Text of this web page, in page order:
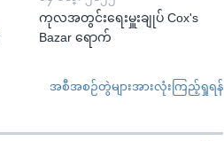
ကုလအတွင်းရေးမှူးချုပ် Cox's
Bazar ရောက်
အစီအစဉ်တွဲများအားလုံးကြည့်ရှုရန်